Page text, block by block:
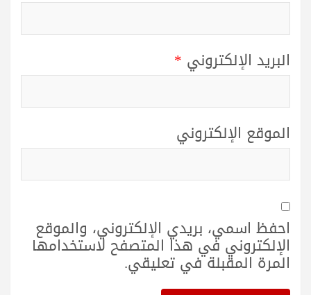
البريد الإلكتروني *
الموقع الإلكتروني
احفظ اسمي، بريدي الإلكتروني، والموقع
الإلكتروني في هذا المتصفح لاستخدامها
المرة المقبلة في تعليقي.